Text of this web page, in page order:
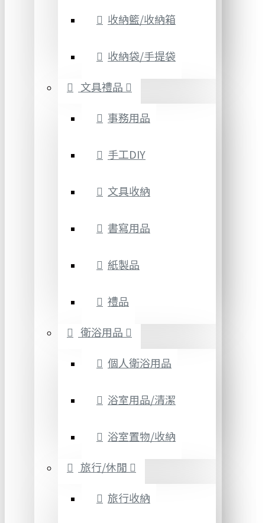
收納籃/收納箱
收納袋/手提袋
文具禮品
事務用品
手工DIY
文具收納
書寫用品
紙製品
禮品
衛浴用品
個人衛浴用品
浴室用品/清潔
浴室置物/收納
旅行/休閒
旅行收納